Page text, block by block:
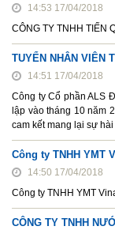
14:53 17/04/2018
CÔNG TY TNHH TIẾN
TUYỂN NHÂN VIÊN
14:51 17/04/2018
Công ty Cổ phần ALS
lập vào tháng 10 năm
cam kết mang lại sự
Công ty TNHH YMT
14:50 17/04/2018
Công ty TNHH YMT
CÔNG TY TNHH